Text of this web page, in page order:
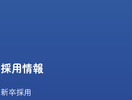
採用情報
新卒採用